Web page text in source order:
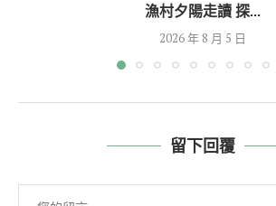
漁村夕陽走讀 探...
2026 年 8 月 5 日
留下回覆